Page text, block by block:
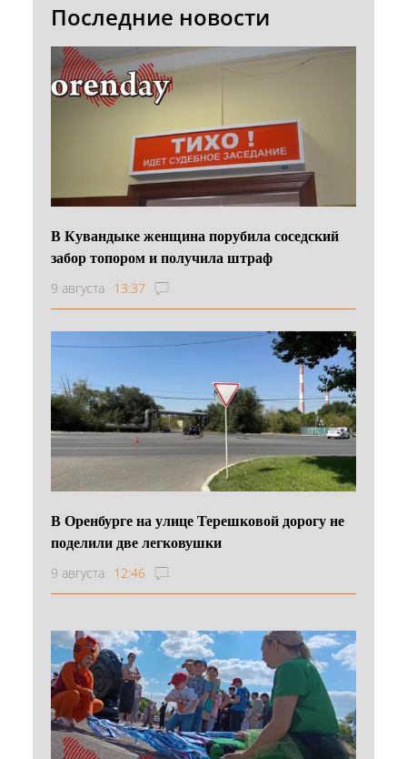
Последние новости
В Кувандыке женщина порубила соседский
забор топором и получила штраф
9 августа 13:37
В Оренбурге на улице Терешковой дорогу не
поделили две легковушки
9 августа 12:46